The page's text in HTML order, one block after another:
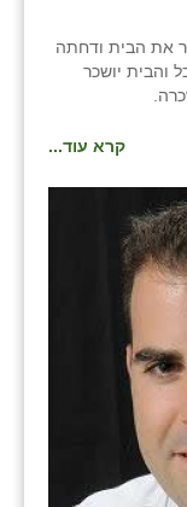
את הבית ודחתה
והבית יושכר
קרא עוד...